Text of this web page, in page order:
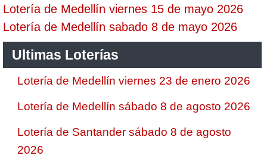
Lotería de Medellín viernes 15 de mayo 2026
Lotería de Medellín sabado 8 de mayo 2026
Ultimas Loterías
Lotería de Medellín viernes 23 de enero 2026
Lotería de Medellín sábado 8 de agosto 2026
Lotería de Santander sábado 8 de agosto
2026